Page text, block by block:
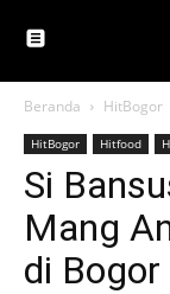
Beranda HitBogor
HitBogor Hitfood
Si
Mang
di Bogor